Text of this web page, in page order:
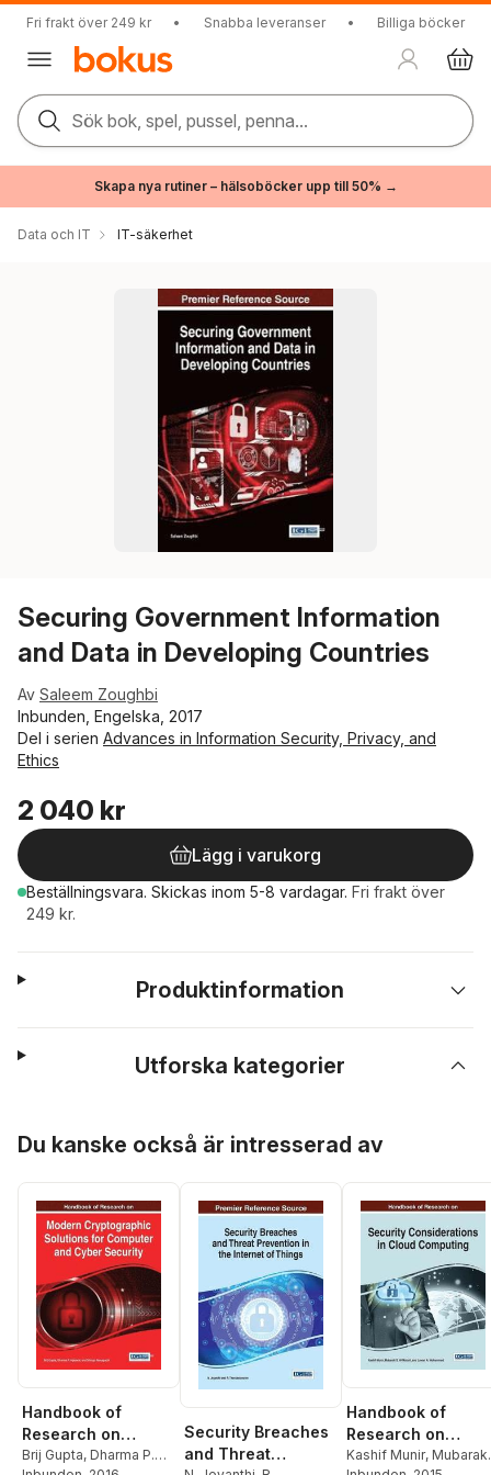
Fri frakt över 249 kr • Snabba leveranser • Billiga böcker
Sök bok, spel, pussel, penna...
Skapa nya rutiner – hälsoböcker upp till 50% →
Data och IT IT-säkerhet
Securing Government Information
and Data in Developing Countries
Av Saleem Zoughbi
Inbunden, Engelska, 2017
Del i serien Advances in Information Security, Privacy, and
Ethics
2 040 kr
Lägg i varukorg
Beställningsvara. Skickas inom 5-8 vardagar. Fri frakt över
249 kr.
Produktinformation
Utforska kategorier
Du kanske också är intresserad av
Handbook of
Research on
Modern
Brij Gupta, Dharma P.
Security Breaches
and Threat
Handbook of
Research on
Security
Kashif Munir, Mubarak